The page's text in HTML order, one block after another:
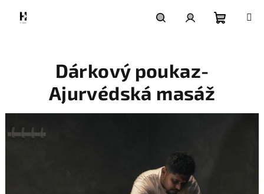
Dárkový poukaz-
Ajurvédská masáž